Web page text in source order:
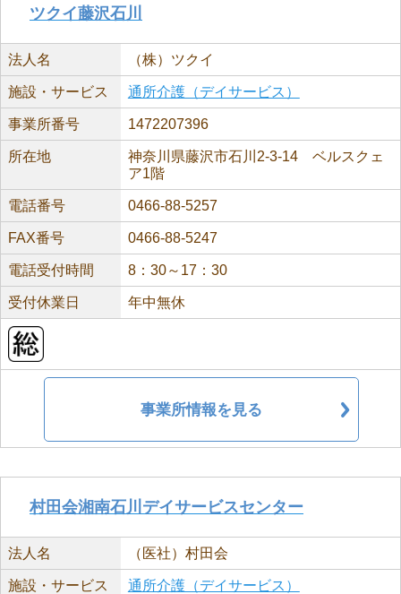
ツクイ藤沢石川
法人名 （株）ツクイ
施設・サービス 通所介護（デイサービス）
事業所番号 1472207396
所在地
神奈川県藤沢市石川2-3-14 ベルスクェ
ア1階
電話番号 0466-88-5257
FAX番号 0466-88-5247
電話受付時間 8：30～17：30
受付休業日 年中無休
事業所情報を見る
村田会湘南石川デイサービスセンター
法人名 （医社）村田会
施設・サービス 通所介護（デイサービス）